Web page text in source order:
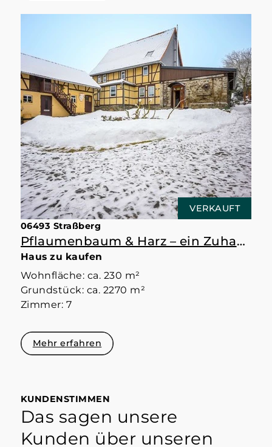
VERKAUFT
06493 Straßberg
Pflaumenbaum & Harz – ein Zuhause mit Raum
Haus zu kaufen
Wohnfläche: ca. 230 m²
Grundstück: ca. 2270 m²
Zimmer: 7
Mehr erfahren
KUNDENSTIMMEN
Das sagen unsere
Kunden über unseren